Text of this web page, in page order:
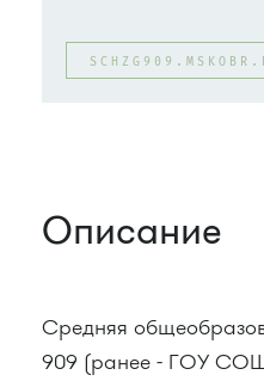
Маршрутка №
Описание
Средняя
909 (ранее - ГОУ